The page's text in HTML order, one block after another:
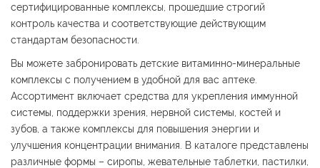
сертифицированные комплексы, прошедшие строгий
контроль качества и соответствующие действующим
стандартам безопасности.
Вы можете забронировать детские витаминно-минеральные
комплексы с получением в удобной для вас аптеке.
Ассортимент включает средства для укрепления иммунной
системы, поддержки зрения, нервной системы, костей и
зубов, а также комплексы для повышения энергии и
улучшения концентрации внимания. В каталоге представлены
различные формы – сиропы, жевательные таблетки, пастилки,